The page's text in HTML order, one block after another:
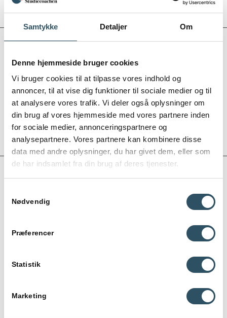
Samtykke Detaljer Om
Denne hjemmeside bruger cookies
Vi bruger cookies til at tilpasse vores indhold og
annoncer, til at vise dig funktioner til sociale medier og til
at analysere vores trafik. Vi deler også oplysninger om
din brug af vores hjemmeside med vores partnere inden
for sociale medier, annonceringspartnere og
analysepartnere. Vores partnere kan kombinere disse
data med andre oplysninger, du har givet dem, eller som
de har indsamlet fra din brug af deres tjenester.
Nødvendig
Præferencer
Statistik
Marketing
“I would like to recommend for the students who are
interested in studying French or for those who need help in
writing bachelor, master degrees ,the French teacher
Alexandre Planque Tafteberg. He is good at his job and he
does it with passion. He is very helpful, patient and well
prepared.”
– Christina Bonde
UNDERVISERE
undervisere hjælper dig med alt fra franske begreber til forbedring
læring, og dine læringsbehov er altid i fokus, så du får mest
muligt ud af undervisningen.